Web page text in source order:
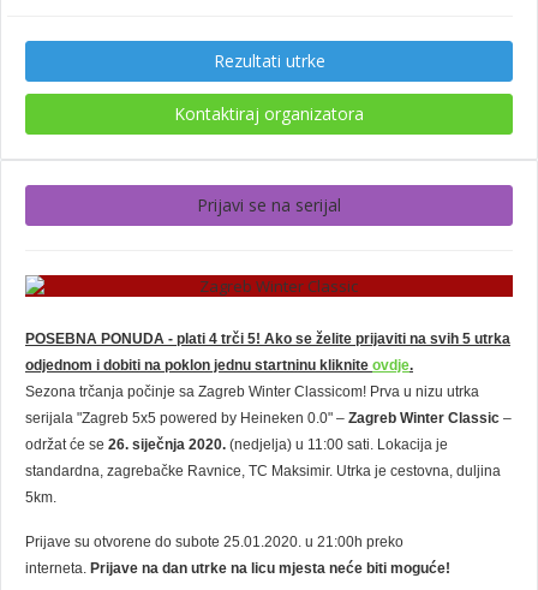
Rezultati utrke
Kontaktiraj organizatora
Prijavi se na serijal
POSEBNA PONUDA - plati 4 trči 5! Ako se želite prijaviti na svih 5 utrka
odjednom i dobiti na poklon jednu startninu kliknite ovdje.
Sezona trčanja počinje sa Zagreb Winter Classicom! Prva u nizu utrka
serijala "Zagreb 5x5 powered by Heineken 0.0" – Zagreb Winter Classic –
održat će se 26. siječnja 2020. (nedjelja) u 11:00 sati. Lokacija je
standardna, zagrebačke Ravnice, TC Maksimir. Utrka je cestovna, duljina
5km.
Prijave su otvorene do subote 25.01.2020. u 21:00h preko
interneta. Prijave na dan utrke na licu mjesta neće biti moguće!